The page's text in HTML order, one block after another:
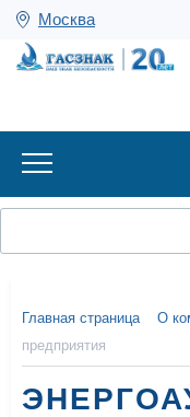
Москва
Главная страница О
предприятия